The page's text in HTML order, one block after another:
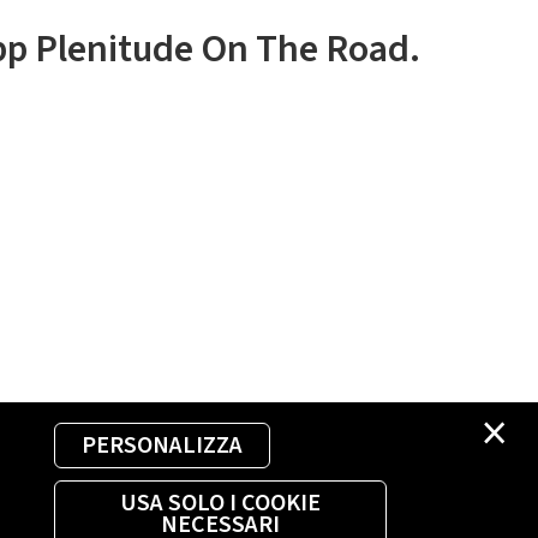
×
PERSONALIZZA
USA SOLO I COOKIE
NECESSARI
Plenitude On The Road.